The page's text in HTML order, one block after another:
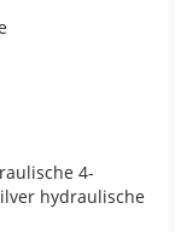
4-
hydraulische